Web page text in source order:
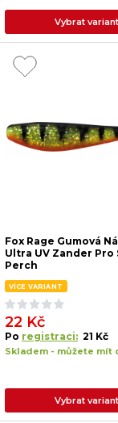
Vybrat
Fox Rage Gumová
Ultra UV Zander Pro
Perch
VÍCE VARIANT
22 Kč
Po registraci: 21 Kč
Skladem - můžete mít
Vybrat